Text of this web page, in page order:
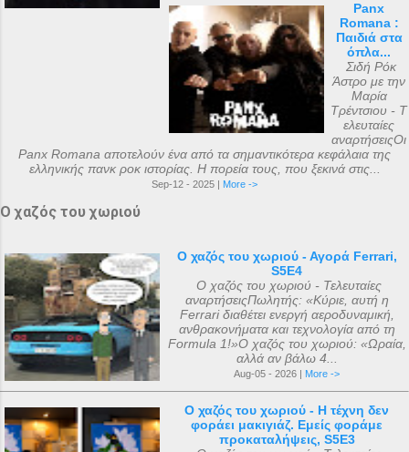
Panx
Romana :
Παιδιά στα
όπλα...
Σιδή Ρόκ
Άστρο με την
Μαρία
Τρέντσιου - Τ
ελευταίες
αναρτήσειςΟι
Panx Romana αποτελούν ένα από τα σημαντικότερα κεφάλαια της
ελληνικής πανκ ροκ ιστορίας. Η πορεία τους, που ξεκινά στις...
Sep-12 - 2025 | More ->
Ο χαζός του χωριού
Ο χαζός του χωριού - Αγορά Ferrari,
S5E4
Ο χαζός του χωριού - Τελευταίες
αναρτήσειςΠωλητής: «Κύριε, αυτή η
Ferrari διαθέτει ενεργή αεροδυναμική,
ανθρακονήματα και τεχνολογία από τη
Formula 1!»Ο χαζός του χωριού: «Ωραία,
αλλά αν βάλω 4...
Aug-05 - 2026 | More ->
Ο χαζός του χωριού - Η τέχνη δεν
φοράει μακιγιάζ. Εμείς φοράμε
προκαταλήψεις, S5E3